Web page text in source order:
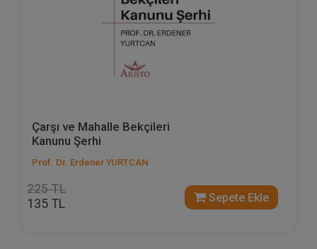
Çarşı ve Mahalle Bekçileri
Kanunu Şerhi
Prof. Dr. Erdener YURTCAN
225 TL
135 TL Sepete Ekle